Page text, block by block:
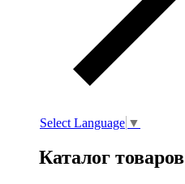
Select Language ▼
Каталог товаров